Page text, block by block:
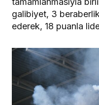
galibiyet, 3
ederek, 18 puanla